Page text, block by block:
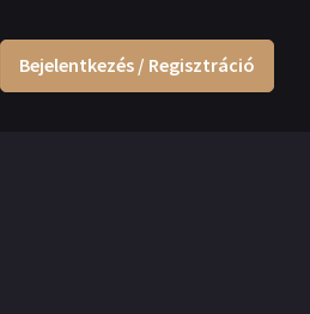
Bejelentkezés / Regisztráció